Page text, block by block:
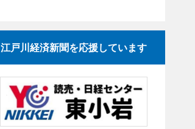
江戸川経済新聞を応援しています